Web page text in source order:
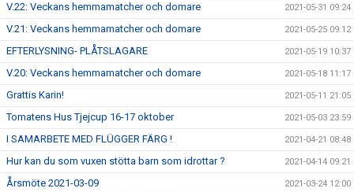
V.22: Veckans hemmamatcher och domare 2021-05-31 09:24
V.21: Veckans hemmamatcher och domare 2021-05-25 09:12
EFTERLYSNING- PLÅTSLAGARE 2021-05-19 10:37
V.20: Veckans hemmamatcher och domare 2021-05-18 11:17
Grattis Karin! 2021-05-11 21:05
Tomatens Hus Tjejcup 16-17 oktober 2021-05-03 23:59
I SAMARBETE MED FLÜGGER FÄRG ! 2021-04-21 08:48
Hur kan du som vuxen stötta barn som idrottar ? 2021-04-14 09:21
Årsmöte 2021-03-09 2021-03-24 12:00